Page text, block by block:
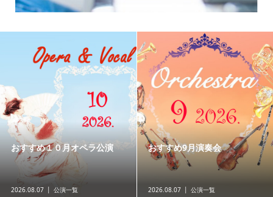
おすすめ9月演奏会
2026.08.07 公演一覧
ちょっと気になる公演：ジ
ン・チャクムル ピアノ・
サイタル
2026.08.04 公演プレビュー